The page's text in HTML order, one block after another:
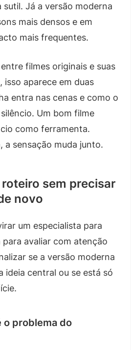
Já a versão moderna
mais densos e em
mais frequentes.
filmes originais e suas
isso aparece em duas
entra nas cenas e como o
Um bom filme
como ferramenta.
a sensação muda junto.
sem precisar
novo
um especialista para
avaliar com atenção
se a versão moderna
ideia central ou se está só
o problema do